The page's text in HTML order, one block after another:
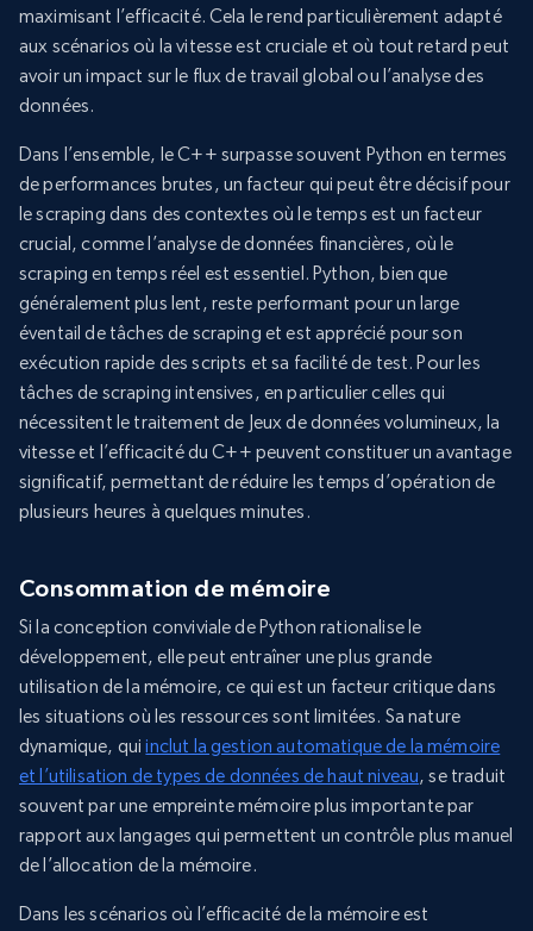
maximisant l’efficacité. Cela le rend particulièrement adapté
aux scénarios où la vitesse est cruciale et où tout retard peut
avoir un impact sur le flux de travail global ou l’analyse des
données.
Dans l’ensemble, le C++ surpasse souvent Python en termes
de performances brutes, un facteur qui peut être décisif pour
le scraping dans des contextes où le temps est un facteur
crucial, comme l’analyse de données financières, où le
scraping en temps réel est essentiel. Python, bien que
généralement plus lent, reste performant pour un large
éventail de tâches de scraping et est apprécié pour son
exécution rapide des scripts et sa facilité de test. Pour les
tâches de scraping intensives, en particulier celles qui
nécessitent le traitement de Jeux de données volumineux, la
vitesse et l’efficacité du C++ peuvent constituer un avantage
significatif, permettant de réduire les temps d’opération de
plusieurs heures à quelques minutes.
Consommation de mémoire
Si la conception conviviale de Python rationalise le
développement, elle peut entraîner une plus grande
utilisation de la mémoire, ce qui est un facteur critique dans
les situations où les ressources sont limitées. Sa nature
dynamique, quiinclut la gestion automatique de la mémoire
et l’utilisation de types de données de haut niveau, se traduit
souvent par une empreinte mémoire plus importante par
rapport aux langages qui permettent un contrôle plus manuel
de l’allocation de la mémoire.
Dans les scénarios où l’efficacité de la mémoire est